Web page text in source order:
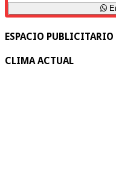
ESPACIO PUBLICITARIO
CLIMA ACTUAL